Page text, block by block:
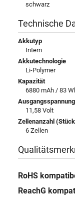
schwarz
Technische
Akkutyp
Intern
Akkutechnologie
Li-Polymer
Kapazität
6880 mAh / 83
11,58 Volt
Zellenanzahl
6 Zellen
RoHS
ReachG